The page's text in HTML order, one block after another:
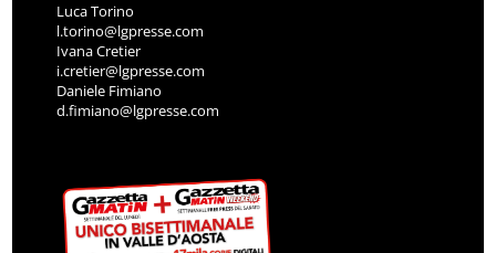
Luca Torino
l.torino@lgpresse.com
Ivana Cretier
i.cretier@lgpresse.com
Daniele Fimiano
d.fimiano@lgpresse.com